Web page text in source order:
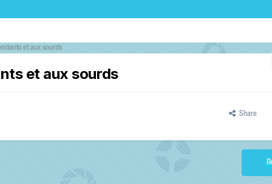
et aux sourds
et aux sourds
Share